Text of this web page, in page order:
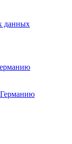
данных
Германию